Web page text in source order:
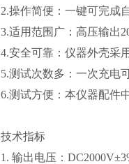
2.操作简便：一键可完成
3.适用范围广：高压输出
4.安全可靠：仪器外壳采
5.测试次数多：一次充电
6.测试方便：本仪器配件
技术指标
1. 输出电压：